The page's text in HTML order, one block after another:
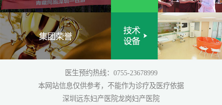
医生预约热线：0755-23678999
本网站信息仅供参考，不能作为诊疗及医疗依据
深圳远东妇产医院龙岗妇产医院